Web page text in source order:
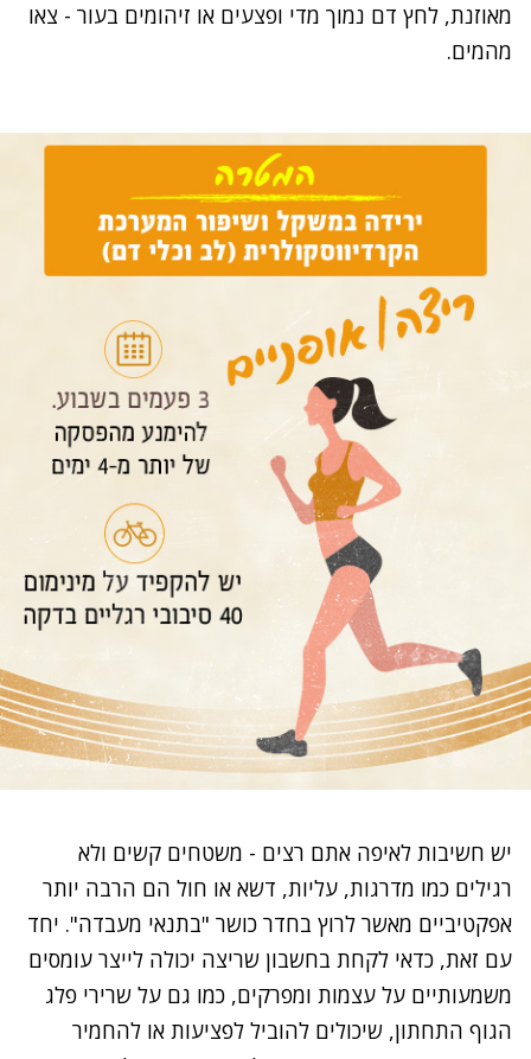
מאוזנת, לחץ דם נמוך מדי ופצעים או זיהומים בעור - צאו
מהמים.
יש חשיבות לאיפה אתם רצים - משטחים קשים ולא
רגילים כמו מדרגות, עליות, דשא או חול הם הרבה יותר
אפקטיביים מאשר לרוץ בחדר כושר "בתנאי מעבדה". יחד
עם זאת, כדאי לקחת בחשבון שריצה יכולה לייצר עומסים
משמעותיים על עצמות ומפרקים, כמו גם על שרירי פלג
הגוף התחתון, שיכולים להוביל לפציעות או להחמיר